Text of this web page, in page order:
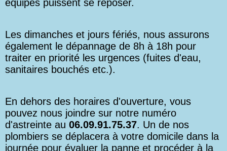
équipes puissent se reposer.
Les dimanches et jours fériés, nous assurons
également le dépannage de 8h à 18h pour
traiter en priorité les urgences (fuites d'eau,
sanitaires bouchés etc.).
En dehors des horaires d'ouverture, vous
pouvez nous joindre sur notre numéro
d'astreinte au 06.09.91.75.37. Un de nos
plombiers se déplacera à votre domicile dans la
journée pour évaluer la panne et procéder à la